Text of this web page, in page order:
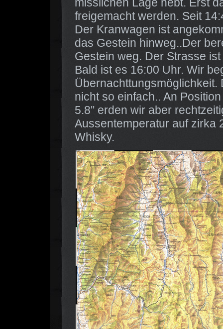
freigemacht werden. Seit
Der Kranwagen ist
das Gestein hinweg..Der
Gestein weg. Der Strasse
Bald ist es 16:00 Uhr. Wir
nicht so einfach.. An
5.8'' erden wir aber
Aussentemperatur auf zirka
Whisky.